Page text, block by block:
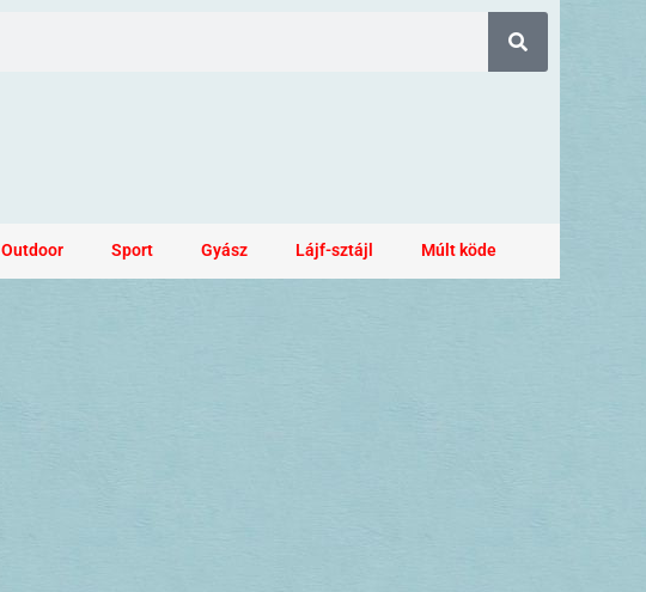
Outdoor Sport Gyász Lájf-sztájl Múlt köde